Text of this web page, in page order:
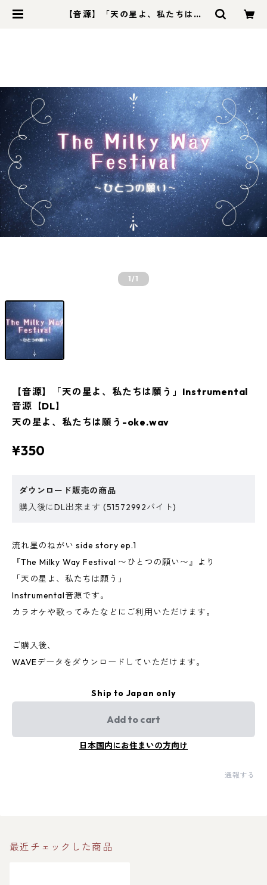
【音源】「天の星よ、私たちは願
1/1
【音源】「天の星よ、私たちは願う」Instrumental
音源【DL】
天の星よ、私たちは願う-oke.wav
¥350
ダウンロード販売の商品
購入後にDL出来ます (51572992バイト)
流れ星のねがい side story ep.1
『The Milky Way Festival 〜ひとつの願い〜』より
「天の星よ、私たちは願う」
Instrumental音源です。
カラオケや歌ってみたなどにご利用いただけます。
ご購入後、
WAVEデータをダウンロードしていただけます。
Ship to Japan only
Add to cart
日本国内にお住まいの方向け
通報する
最近チェックした商品